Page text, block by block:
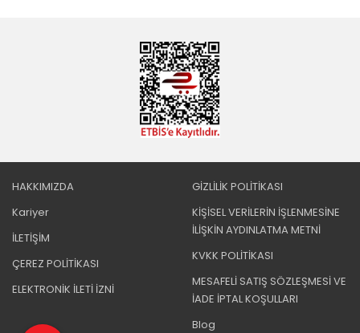
HAKKIMIZDA
Kariyer
İLETİŞİM
ÇEREZ POLİTİKASI
ELEKTRONİK İLETİ İZNİ
GİZLİLİK POLİTİKASI
KİŞİSEL VERİLERİN İŞLENMESİNE
İLİŞKİN AYDINLATMA METNİ
KVKK POLİTİKASI
MESAFELİ SATIŞ SÖZLEŞMESİ VE
İADE İPTAL KOŞULLARI
Blog